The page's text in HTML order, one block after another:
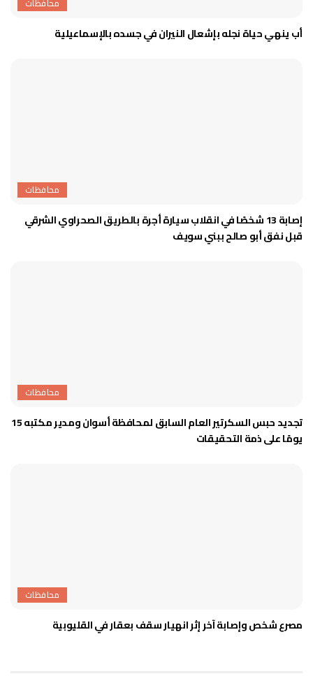
محافظات
أب ينهي حياة نجله بإشعال النيران في جسده بالإسماعيلية
محافظات
إصابة 13 شخصًا في انقلاب سيارة أجرة بالطريق الصحراوي الشرقي
قبل نفق أبو صالح ببني سويف
محافظات
تجديد حبس السكرتير العام السابق لمحافظة أسوان ومدير مكتبه 15
يومًا على ذمة التحقيقات
محافظات
مصرع شخص وإصابة آخر إثر انهيار سقف بعقار في القليوبية